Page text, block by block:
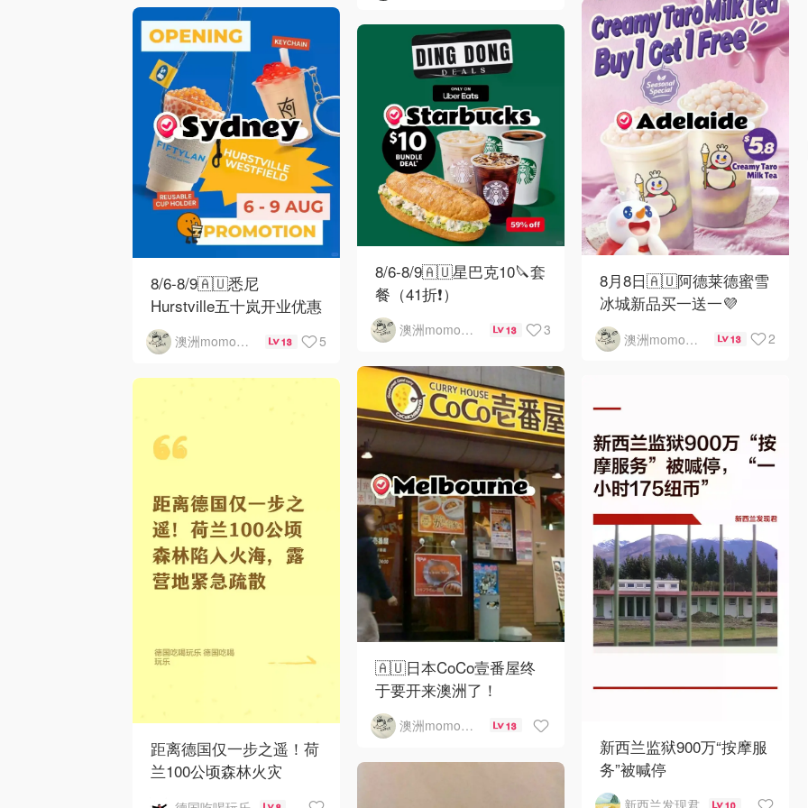
8月8日🇦🇺阿德莱德蜜雪
冰城新品买一送一💜
澳洲momo爱吃 13 2
8/6-8/9🇦🇺悉尼
Hurstville五十岚开业优惠
澳洲momo爱吃 13 5
8/6-8/9🇦🇺星巴克10🔪套
餐（41折❗）
澳洲momo爱吃 13 3
🇦🇺日本CoCo壹番屋终
于要开来澳洲了！
澳洲momo爱吃 13
新西兰监狱900万“按摩服
务”被喊停
10
距离德国仅一步之遥！荷
兰100公顷森林火灾